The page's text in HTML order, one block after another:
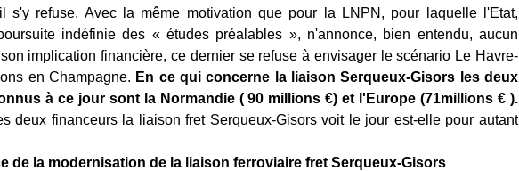
s'y refuse. Avec la même motivation que pour la LNPN, pour laquelle l'Etat,
indéfinie des « études préalables », n'annonce, bien entendu, aucun
implication financière, ce dernier se refuse à envisager le scénario Le Havre-
en Champagne. En ce qui concerne la liaison Serqueux-Gisors les deux
à ce jour sont la Normandie ( 90 millions €) et l'Europe (71millions € ).
deux financeurs la liaison fret Serqueux-Gisors voit le jour est-elle pour autant
de la modernisation de la liaison ferroviaire fret Serqueux-Gisors